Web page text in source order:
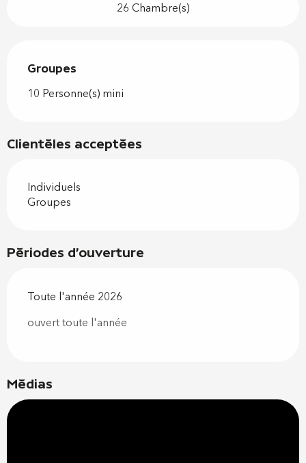
26 Chambre(s)
Groupes
Groupes
10 Personne(s) mini
Clientèles acceptées
Individuels
Groupes
Périodes d'ouverture
Toute l'année 2026
ouvert toute l'année
Médias